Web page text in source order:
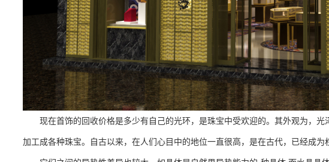
现在首饰的回收价格是多少有自己的光环，是珠宝中受欢迎的。其外观为，光
加工成各种珠宝。自古以来，在人们心目中的地位一直很高，是在古代，已经成为